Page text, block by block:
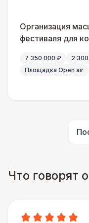
Организация
фестиваля для
7 350 000 ₽ 2 300
Площадка Open air
Что говорят